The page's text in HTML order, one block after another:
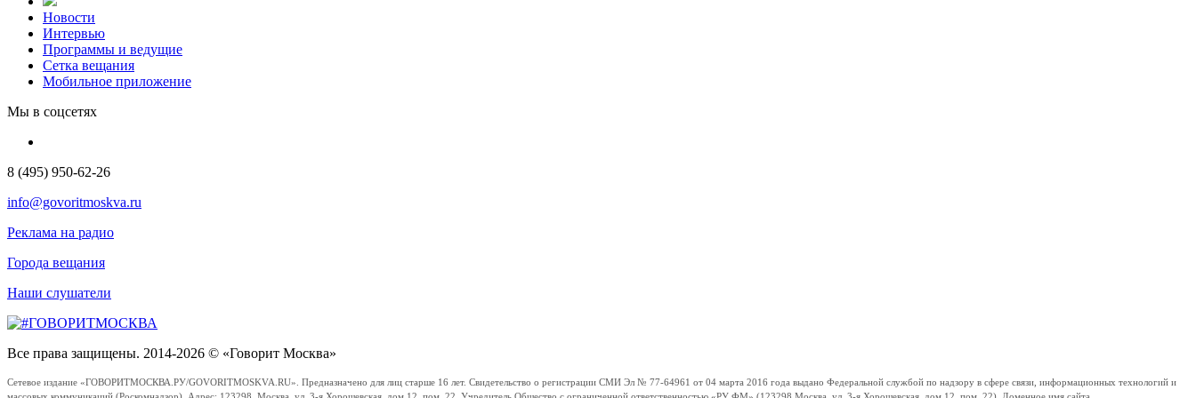
Новости
Интервью
Программы и ведущие
Сетка вещания
Мобильное приложение
Мы в соцсетях
8 (495) 950-62-26
info@govoritmoskva.ru
Реклама на радио
Города вещания
Наши слушатели
Все права защищены. 2014-2026 © «Говорит Москва»
Сетевое издание «ГОВОРИТМОСКВА.РУ/GOVORITMOSKVA.RU». Предназначено для лиц старше 16 лет. Свидетельство о регистрации СМИ Эл № 77-64961 от 04 марта 2016 года выдано Федеральной службой по надзору в сфере связи, информационных технологий и